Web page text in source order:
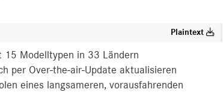
Plaintext
15 Modelltypen in 33 Ländern
per Over-the-air-Update aktualisieren
eines langsameren, vorausfahrenden